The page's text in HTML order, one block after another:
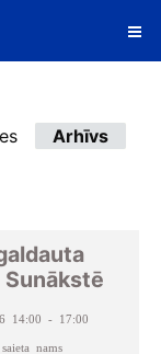
Arhīvs
14:00 - 17:00
nams